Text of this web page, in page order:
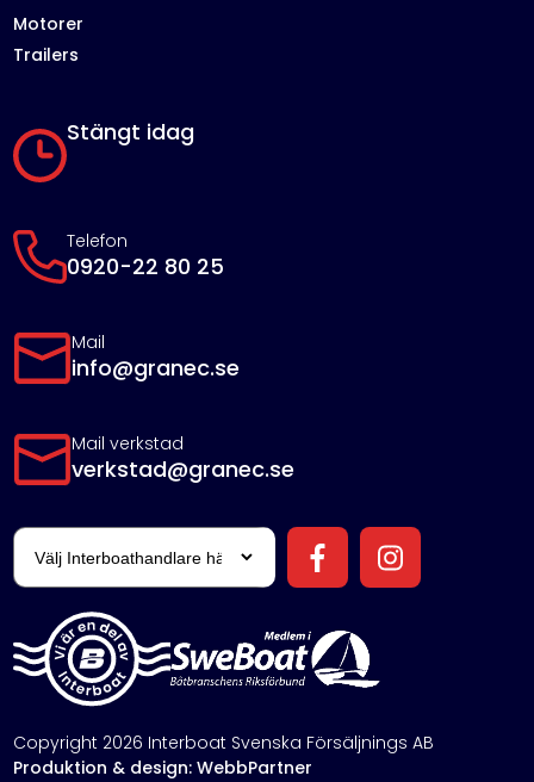
Stängt idag
Telefon
0920-22 80 25
Mail
info@granec.se
Mail verkstad
verkstad@granec.se
Motorer
Trailers
Copyright 2026 Interboat Svenska Försäljnings AB
Produktion & design: WebbPartner